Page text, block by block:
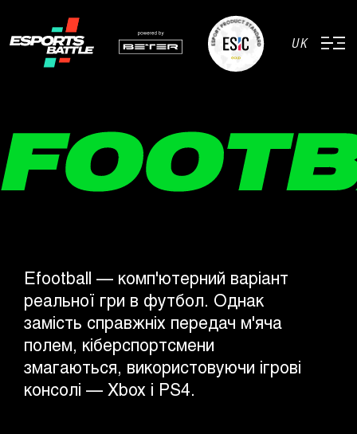
UK
Efootball — комп'ютерний варіант
реальної гри в футбол. Однак
замість справжніх передач м'яча
полем, кіберспортсмени
змагаються, використовуючи ігрові
консолі — Xbox і PS4.